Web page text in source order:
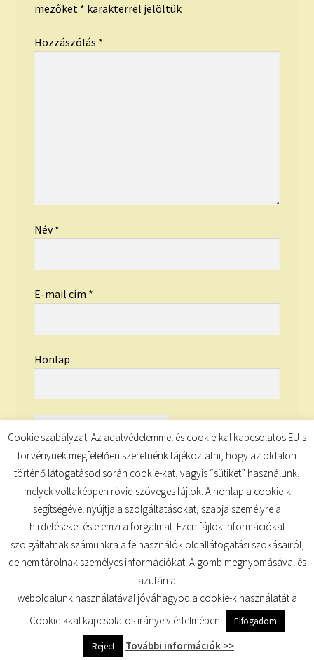
mezőket * karakterrel jelöltük
Hozzászólás *
Név*
E-mail cím *
Honlap
© TUDATKULCS 2026
Cookie szabályzat: Az adatvédelemmel és cookie-kal kapcsolatos EU-s
törvénynek megfelelően szeretnénk tájékoztatni, hogy az oldalon
történő látogatásod során cookie-kat, vagyis “sütiket” használunk,
melyek voltaképpen rövid szöveges fájlok. A honlap a cookie-k
segítségével nyújtja a szolgáltatásokat, szabja személyre a
hirdetéseket és elemzi a forgalmat. Ezen fájlok információkat
szolgáltatnak számunkra a felhasználók oldallátogatási szokásairól,
de nem tárolnak személyes információkat. A gomb megnyomásával és
azután a
weboldalunk használatával jóváhagyod a cookie-k használatát a
Cookie-kkal kapcsolatos irányelv értelmében.
Elfogadom
Reject További információk >>